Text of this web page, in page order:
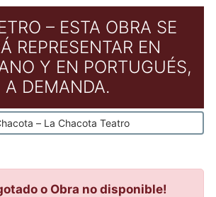
– ESTA OBRA SE
REPRESENTAR EN
Y EN PORTUGUÉS,
A DEMANDA.
– La Chacota Teatro
o Obra no disponible!